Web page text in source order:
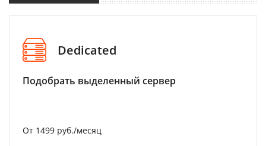
Dedicated
Подобрать выделенный сервер
От 1499 руб./месяц